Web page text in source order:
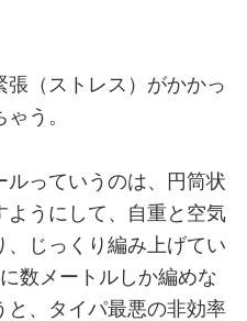
（ストレス）がかかっ
う。
ルっていうのは、円筒状
ようにして、自重と空気
、じっくり編み上げてい
数メートルしか編めな
と、タイパ最悪の非効率